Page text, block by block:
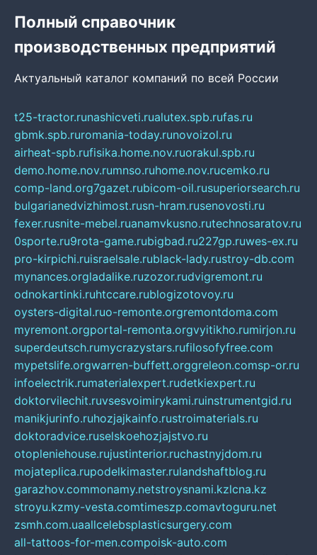
Полный справочник
производственных предприятий
Актуальный каталог компаний по всей России
t25-tractor.runashicveti.rualutex.spb.rufas.ru
gbmk.spb.ruromania-today.runovoizol.ru
airheat-spb.rufisika.home.nov.ruorakul.spb.ru
demo.home.nov.rumnso.ruhome.nov.rucemko.ru
comp-land.org7gazet.rubicom-oil.rusuperiorsearch.ru
bulgarianedvizhimost.rusn-hram.rusenovosti.ru
fexer.rusnite-mebel.ruanamvkusno.rutechnosaratov.ru
0sporte.ru9rota-game.rubigbad.ru227gp.ruwes-ex.ru
pro-kirpichi.ruisraelsale.rublack-lady.rustroy-db.com
mynances.orgladalike.ruzozor.rudvigremont.ru
odnokartinki.ruhtccare.rublogizotovoy.ru
oysters-digital.ruo-remonte.orgremontdoma.com
myremont.orgportal-remonta.orgvyitikho.rumirjon.ru
superdeutsch.rumycrazystars.rufilosofyfree.com
mypetslife.orgwarren-buffett.orggreleon.comsp-or.ru
infoelectrik.rumaterialexpert.rudetkiexpert.ru
doktorvilechit.ruvsesvoimirykami.ruinstrumentgid.ru
manikjurinfo.ruhozjajkainfo.rustroimaterials.ru
doktoradvice.ruselskoehozjajstvo.ru
otopleniehouse.rujustinterior.ruchastnyjdom.ru
mojateplica.rupodelkimaster.rulandshaftblog.ru
garazhov.commonamy.netstroysnami.kzlcna.kz
stroyu.kzmy-vesta.comtimeszp.comavtoguru.net
zsmh.com.uaallcelebsplasticsurgery.com
all-tattoos-for-men.compoisk-auto.com